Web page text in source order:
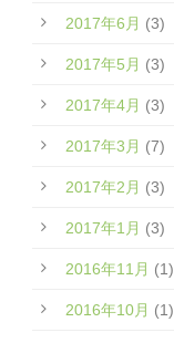
2017年6月 (3)
2017年5月 (3)
2017年4月 (3)
2017年3月 (7)
2017年2月 (3)
2017年1月 (3)
2016年11月 (1)
2016年10月 (1)